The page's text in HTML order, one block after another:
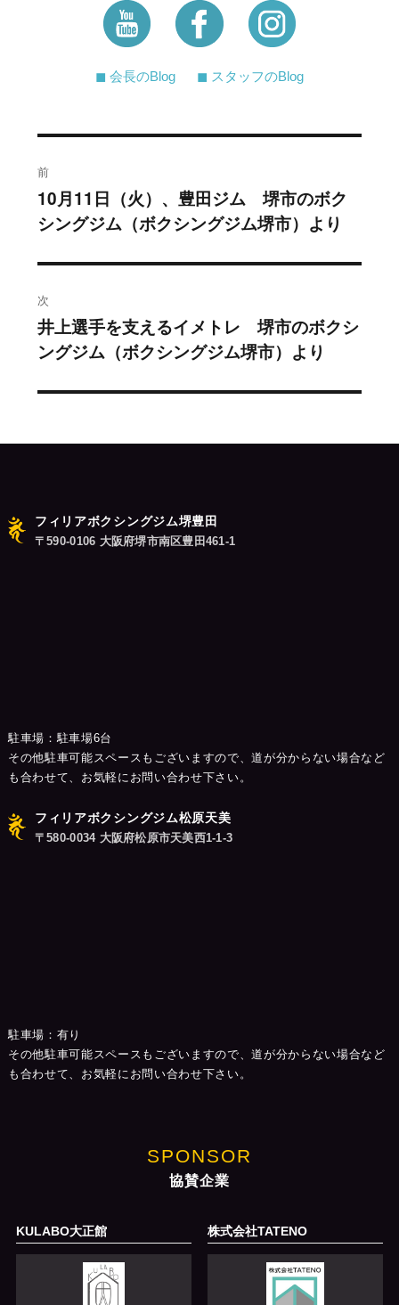
◼︎ 会長のBlog ◼︎ スタッフのBlog
稿
ナ
ビ
ゲ
ー
前
過
去
稿:
10月11日（火）、豊田ジム 堺市のボク
シングジム（ボクシングジム堺市）より
次
次
の
井上選手を支えるイメトレ 堺市のボクシ
ングジム（ボクシングジム堺市）より
フィリアボクシングジム堺豊田
〒590-0106 大阪府堺市南区豊田461-1
駐車場：駐車場6台
その他駐車可能スペースもございますので、道が分からない場合など
も合わせて、お気軽にお問い合わせ下さい。
フィリアボクシングジム松原天美
〒580-0034 大阪府松原市天美西1-1-3
駐車場：有り
その他駐車可能スペースもございますので、道が分からない場合など
も合わせて、お気軽にお問い合わせ下さい。
SPONSOR
協賛企業
KULABO大正館 株式会社TATENO